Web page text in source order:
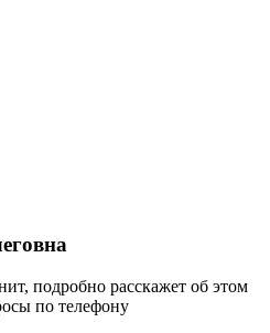
подробно расскажет об этом
по телефону